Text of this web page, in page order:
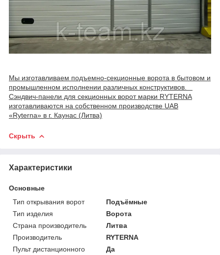
Мы изготавливаем подъемно-секционные ворота в бытовом и
промышленном исполнении различных конструктивов.
Сэндвич-панели для секционных ворот марки RYTERNA
изготавливаются на собственном производстве UAB
«Ryterna» в г. Каунас (Литва)
Скрыть
Характеристики
Основные
Тип открывания ворот
Подъёмные
Тип изделия
Ворота
Страна производитель
Литва
Производитель
RYTERNA
Пульт дистанционного
Да